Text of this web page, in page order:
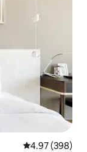
평점 4.97점(5
4.97 (398)